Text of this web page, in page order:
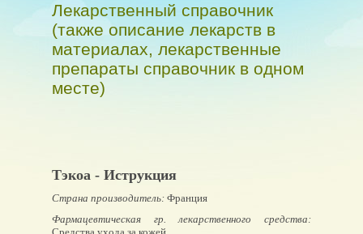
Лекарственный справочник
(также описание лекарств в
материалах, лекарственные
препараты справочник в одном
месте)
Тэкоа - Иструкция
Страна производитель: Франция
Фармацевтическая гр. лекарственного средства: